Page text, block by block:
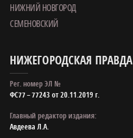
НИЖНИЙ НОВГОРОД
СЕМЕНОВСКИЙ
НИЖЕГОРОДСКАЯ ПРАВДА
Рег. номер ЭЛ №
ФС77 – 77243 от 20.11.2019 г.
Главный редактор издания:
Авдеева Л.А.